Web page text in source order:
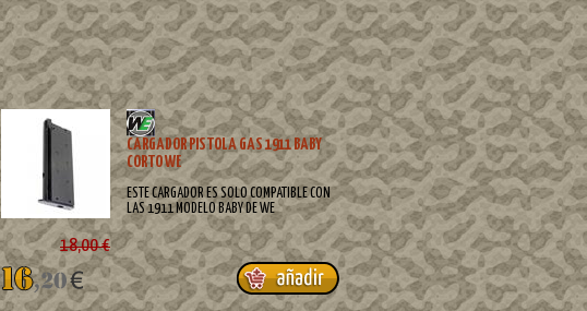
CARGADOR PISTOLA GAS 1911 BABY
CORTO WE
ESTE CARGADOR ES SOLO COMPATIBLE CON
LAS 1911 MODELO BABY DE WE
18,00 €